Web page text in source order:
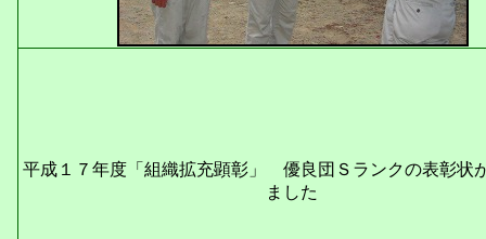
平成１７年度「組織拡充顕彰」 優良団Ｓランクの表彰状
ました